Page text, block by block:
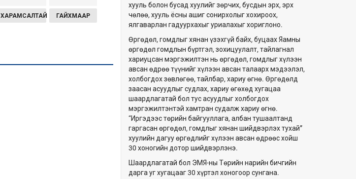
ХАРАМСАЛТАЙ ГАЙХМААР
хууль болон бусад хуулийг зөрчих, бусдын эрх, эрх
чөлөө, хууль ёсны ашиг сонирхолыг хохироох,
ялгаварлан гадуурхахыг уриалахыг хориглоно.
Өргөдөл, гомдлыг хянан үзэхгүй байх, буцаах Яамны
өргөдөл гомдлын бүртгэл, зохицуулалт, тайлагнал
хариуцсан мэргэжилтэн нь өргөдөл, гомдлыг хүлээн
авсан өдрөө түүнийг хүлээн авсан талаарх мэдээлэл,
холбогдох зөвлөгөө, тайлбар, хариу өгнө. Өргөдөлд
заасан асуудлыг судлах, хариу өгөхөд хугацаа
шаардлагатай бол тус асуудлыг холбогдох
мэргэжилтэнтэй хамтран судалж хариу өгнө.
“Иргэдээс төрийн байгууллага, албан тушаалтанд
гаргасан өргөдөл, гомдлыг хянан шийдвэрлэх тухай”
хуулийн дагуу өргөдлийг хүлээн авсан өдрөөс хойш
30 хоногийн дотор шийдвэрлэнэ.
Шаардлагатай бол ЭМЯ-ны Төрийн нарийн бичгийн
дарга уг хугацааг 30 хүртэл хоногоор сунгана.